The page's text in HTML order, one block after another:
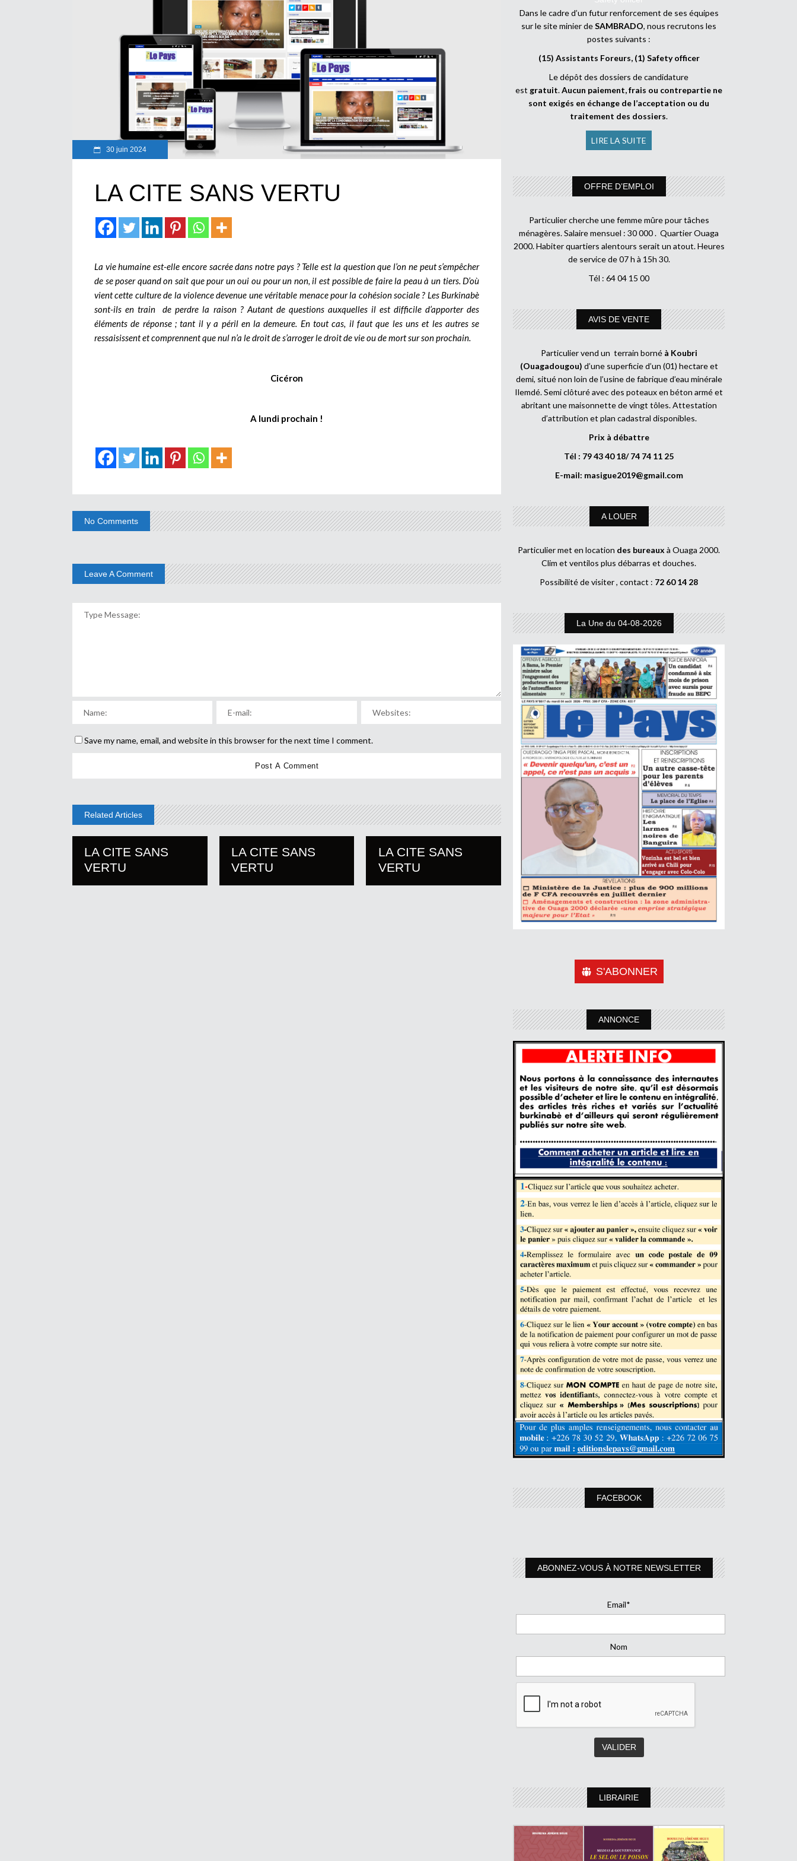
30 juin 2024
LA CITE SANS VERTU
La vie humaine est-elle encore sacrée dans notre pays ? Telle est la question que l’on ne peut s’empêcher
de se poser quand on sait que pour un oui ou pour un non, il est possible de faire la peau à un tiers. D’où
vient cette culture de la violence devenue une véritable menace pour la cohésion sociale ? Les Burkinabè
sont-ils en train de perdre la raison ? Autant de questions auxquelles il est difficile d’apporter des
éléments de réponse ; tant il y a péril en la demeure. En tout cas, il faut que les uns et les autres se
ressaisissent et comprennent que nul n’a le droit de s’arroger le droit de vie ou de mort sur son prochain.
Cicéron
A lundi prochain !
No Comments
Leave A Comment
Save my name, email, and website in this browser for the next time I comment.
Related Articles
LA CITE SANS
VERTU
LA CITE SANS
VERTU
LA CITE SANS
VERTU
Dans le cadre d’un futur renforcement de ses équipes
sur le site minier deSAMBRADO, nous recrutons les
postes suivants :
(15) Assistants Foreurs, (1) Safety officer
Le dépôt des dossiers de candidature
est gratuit.Aucun paiement, frais ou contrepartie ne
sont exigés en échange de l’acceptation ou du
traitement des dossiers.
LIRE LA SUITE
OFFRE D’EMPLOI
Particulier cherche une femme mûre pour tâches
ménagères. Salaire mensuel : 30 000 . Quartier Ouaga
2000. Habiter quartiers alentours serait un atout. Heures
de service de 07 h à 15h 30.
Tél : 64 04 15 00
AVIS DE VENTE
Particulier vend un terrain borné à Koubri
(Ouagadougou) d’une superficie d’un (01) hectare et
demi, situé non loin de l’usine de fabrique d’eau minérale
Ilemdé. Semi clôturé avec des poteaux en béton armé et
abritant une maisonnette de vingt tôles. Attestation
d’attribution et plan cadastral disponibles.
Prix à débattre
Tél : 79 43 40 18/ 74 74 11 25
E-mail: masigue2019@gmail.com
A LOUER
Particulier met en location des bureaux à Ouaga 2000.
Clim et ventilos plus débarras et douches.
Possibilité de visiter , contact : 72 60 14 28
La Une du 04-08-2026
S'ABONNER
ANNONCE
FACEBOOK
ABONNEZ-VOUS À NOTRE NEWSLETTER
Email*
Nom
LIBRAIRIE